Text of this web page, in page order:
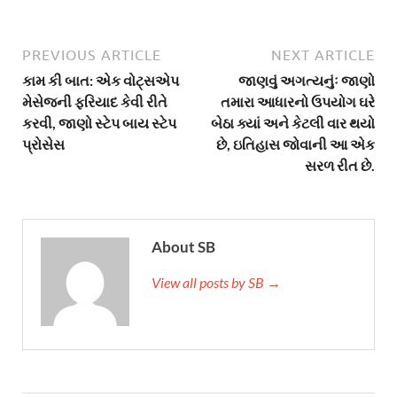
PREVIOUS ARTICLE
કામ કી બાત: એક વોટ્સએપ
મેસેજની ફરિયાદ કેવી રીતે
કરવી, જાણો સ્ટેપ બાય સ્ટેપ
પ્રોસેસ
NEXT ARTICLE
જાણવું અગત્યનુંઃ જાણો
તમારા આધારનો ઉપયોગ ઘરે
બેઠા ક્યાં અને કેટલી વાર થયો
છે, ઇતિહાસ જોવાની આ એક
સરળ રીત છે.
About SB
View all posts by SB →